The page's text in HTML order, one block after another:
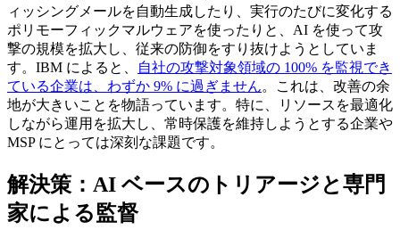
ィッシングメールを自動生成したり、実行のたびに変化する
ポリモーフィックマルウェアを使ったりと、AI を使って攻
撃の規模を拡大し、従来の防御をすり抜けようとしていま
す。IBM によると、
自社の攻撃対象領域の 100% を監視でき
ている企業は、わずか 9% に過ぎません。これは、改善の余
地が大きいことを物語っています。特に、リソースを最適化
しながら運用を拡大し、常時保護を維持しようとする企業や
MSP にとっては深刻な課題です。
解決策：AI ベースのトリアージと専門
家による監督